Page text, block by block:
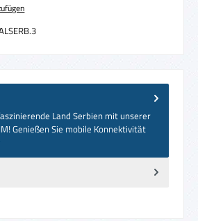
Land Serbien mit unserer
Genießen Sie mobile Konnektivität